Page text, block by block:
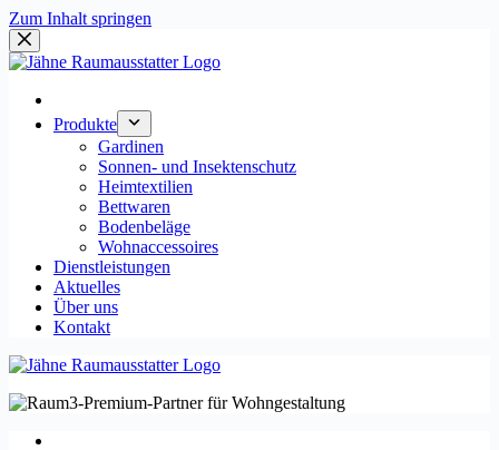
Zum Inhalt springen
Produkte
Gardinen
Sonnen- und Insektenschutz
Heimtextilien
Bettwaren
Bodenbeläge
Wohnaccessoires
Dienstleistungen
Aktuelles
Über uns
Kontakt